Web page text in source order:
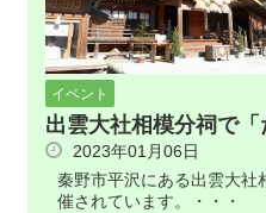
イベント
出雲大社相模分祠で
2023年01月06日
秦野市平沢にある出雲大社
催されています。・・・